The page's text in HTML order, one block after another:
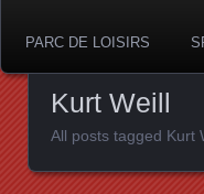
PARC DE LOISIRS
Kurt Weill
All posts tagged Kurt